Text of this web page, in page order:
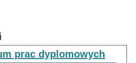
prac dyplomowych